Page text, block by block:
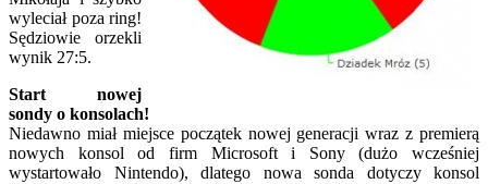
wyleciał poza ring!
Sędziowie orzekli
wynik 27:5.
Start nowej
sondy o konsolach!
Niedawno miał miejsce początek nowej generacji wraz z premierą
nowych konsol od firm Microsoft i Sony (dużo wcześniej
wystartowało Nintendo), dlatego nowa sonda dotyczy konsol